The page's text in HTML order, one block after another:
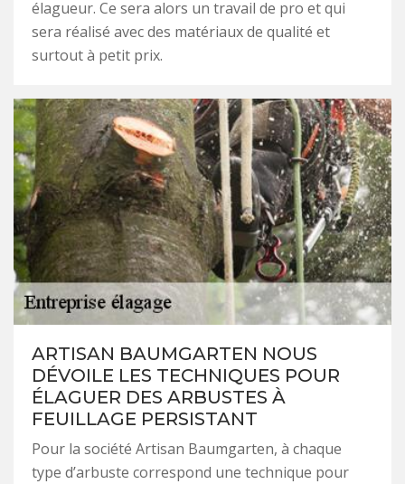
élagueur. Ce sera alors un travail de pro et qui
sera réalisé avec des matériaux de qualité et
surtout à petit prix.
ARTISAN BAUMGARTEN NOUS
DÉVOILE LES TECHNIQUES POUR
ÉLAGUER DES ARBUSTES À
FEUILLAGE PERSISTANT
Pour la société Artisan Baumgarten, à chaque
type d’arbuste correspond une technique pour